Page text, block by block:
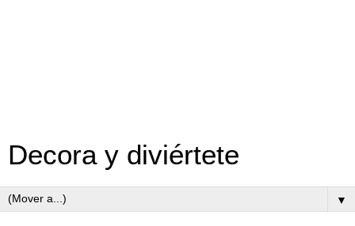
Decora y diviértete
▼